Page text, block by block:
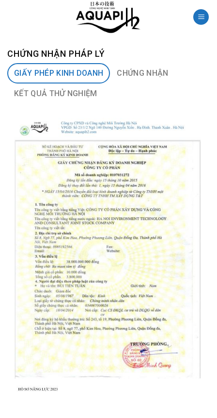
CHỨNG NHẬN PHÁP LÝ
GIẤY PHÉP KINH DOANH CHỨNG NHẬN
KẾT QUẢ THỬ NGHIỆM